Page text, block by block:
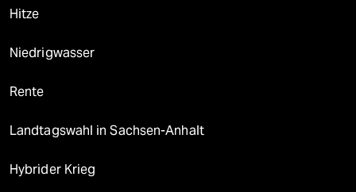
Hitze
Niedrigwasser
Rente
Landtagswahl in Sachsen-Anhalt
Hybrider Krieg